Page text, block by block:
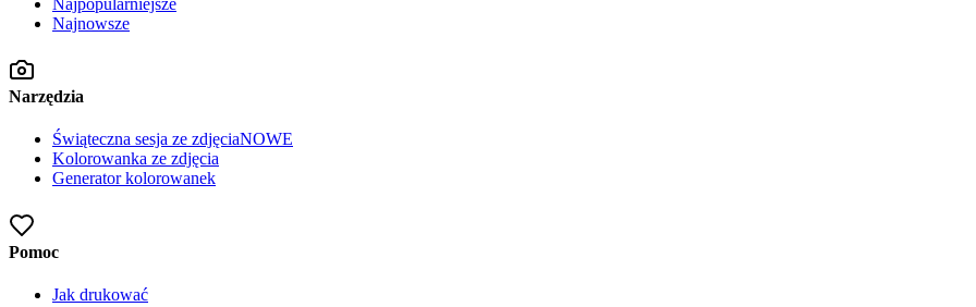
Najnowsze
Narzędzia
Świąteczna sesja ze zdjęciaNOWE
Kolorowanka ze zdjęcia
Generator kolorowanek
Pomoc
Jak drukować